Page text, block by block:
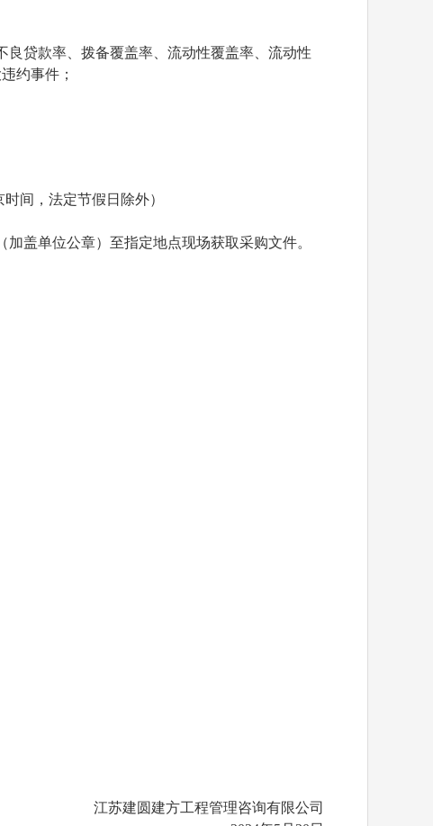
贷款率、拨备覆盖率、流动性覆盖率、流动性
约事件；
间，法定节假日除外）
盖单位公章）至指定地点现场获取采购文件。
江苏建圆建方工程管理咨询有限公司